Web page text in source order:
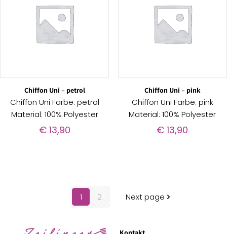
Chiffon Uni – petrol
Chiffon Uni Farbe: petrol
Material: 100% Polyester
€13,90
Chiffon Uni – pink
Chiffon Uni Farbe: pink
Material: 100% Polyester
€ 13,90
1 2 Next page